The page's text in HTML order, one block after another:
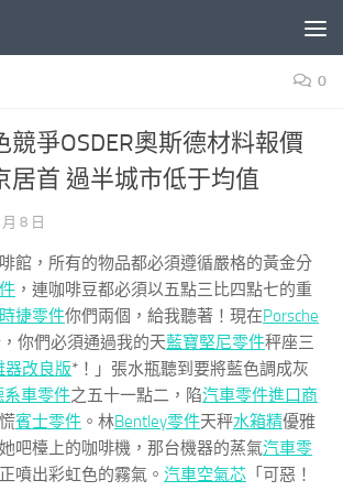
0
競爭OSDER奧斯德材料報價
居首 過半城市低于均值
8 日
館，所有的物品都必須遵循嚴格的黃金分
，連咖啡豆都必須以五點三比四點七的重
捷零件你們兩個，給我聽著！現在Porsche
你們必須通過我的天藍寶堅尼零件秤座三
器改良版*！」張水瓶聽到要將藍色調成灰
系車零件之五十一點二，陷汽車零件進口商
賓士零件 。林Bentley零件天秤水箱精優雅
吧檯上的咖啡機，那台機器的蒸氣汽車零
噴出彩虹色的霧氣。 汽車空氣芯 「可惡！